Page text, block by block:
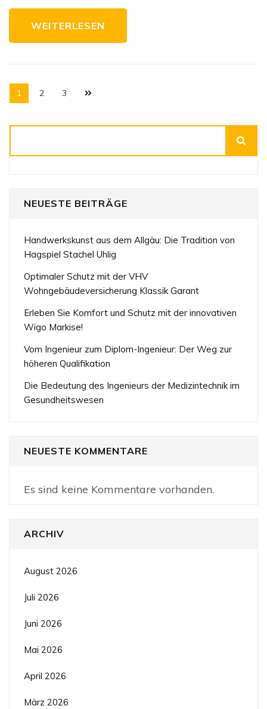
WEITERLESEN
Seitennummerierung
der
Beiträge
Seite
1 Seite
2 Seite
3
NEUESTE BEITRÄGE
Handwerkskunst aus dem Allgäu: Die Tradition von
Hagspiel Stachel Uhlig
Optimaler Schutz mit der VHV
Wohngebäudeversicherung Klassik Garant
Erleben Sie Komfort und Schutz mit der innovativen
Wigo Markise!
Vom Ingenieur zum Diplom-Ingenieur: Der Weg zur
höheren Qualifikation
Die Bedeutung des Ingenieurs der Medizintechnik im
Gesundheitswesen
NEUESTE KOMMENTARE
Es sind keine Kommentare vorhanden.
ARCHIV
August 2026
Juli 2026
Juni 2026
Mai 2026
April 2026
März 2026